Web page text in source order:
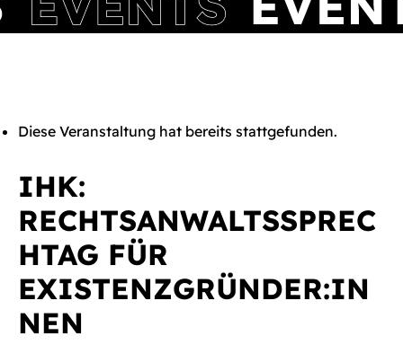
Diese Veranstaltung hat bereits stattgefunden.
IHK:
RECHTSANWALTSSPREC
HTAG FÜR
EXISTENZGRÜNDER:IN
NEN